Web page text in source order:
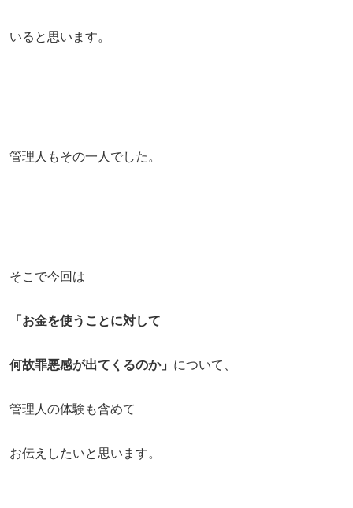
いると思います。
管理人もその一人でした。
そこで今回は
「お金を使うことに対して
何故罪悪感が出てくるのか」 について、
管理人の体験も含めて
お伝えしたいと思います。